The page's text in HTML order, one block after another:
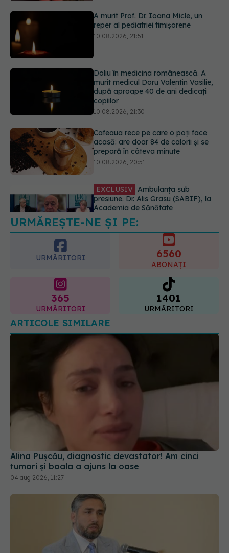
Doliu în medicina românească. A
murit medicul Doru Valentin Vasilie,
după aproape 40 de ani dedicați
Cafeaua rece pe care o poți face
acasă: are doar 84 de calorii și se
prepară în câteva minute
10.08.2026, 20:51
EXCLUSIV Ambulanța sub
presiune. Dr. Alis Grasu (SABIF), la
Academia de Sănătate
10.08.2026, 20:19
Semnul de pe picioare care poate
dezvălui că arterele sunt grav
afectate
10.08.2026, 22:29
URMĂREȘTE-NE ȘI PE:
URMĂRITORI
ABONAȚI
365 1401
URMĂRITORI
ARTICOLE SIMILARE
Alina Pușcău, diagnostic devastator! Am cinci
tumori și boala a ajuns la oase